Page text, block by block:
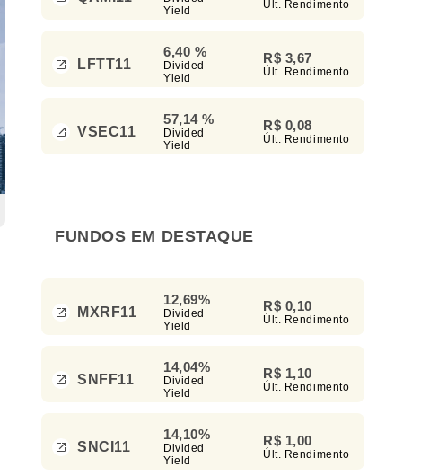
Yield
Últ. Rendimento
LFTT11
6,40 %
Divided
Yield
R$ 3,67
Últ. Rendimento
VSEC11
57,14 %
Divided
Yield
R$ 0,08
Últ. Rendimento
FUNDOS EM DESTAQUE
MXRF11
12,69%
Divided
Yield
R$ 0,10
Últ. Rendimento
SNFF11
14,04%
Divided
Yield
R$ 1,10
Últ. Rendimento
SNCI11
14,10%
Divided
Yield
R$ 1,00
Últ. Rendimento